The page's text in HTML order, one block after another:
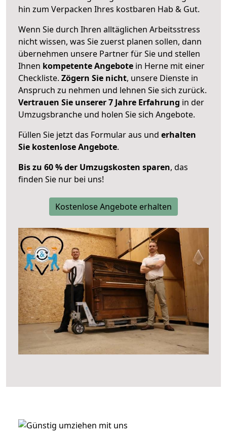
hin zum Verpacken Ihres kostbaren Hab & Gut.
Wenn Sie durch Ihren alltäglichen Arbeitsstress
nicht wissen, was Sie zuerst planen sollen, dann
übernehmen unsere Partner für Sie und stellen
Ihnen kompetente Angebote in Herne mit einer
Checkliste. Zögern Sie nicht, unsere Dienste in
Anspruch zu nehmen und lehnen Sie sich zurück.
Vertrauen Sie unserer 7 Jahre Erfahrung in der
Umzugsbranche und holen Sie sich Angebote.
Füllen Sie jetzt das Formular aus und erhalten
Sie kostenlose Angebote.
Bis zu 60 % der Umzugskosten sparen, das
finden Sie nur bei uns!
Kostenlose Angebote erhalten